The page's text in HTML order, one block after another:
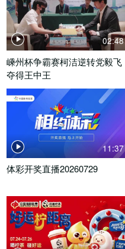
02:48
嵊州杯争霸赛柯洁逆转党毅飞
夺得王中王
11:37
体彩开奖直播20260729